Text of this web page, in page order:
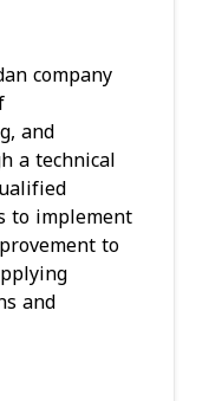
company
and
a technical
to implement
to
and